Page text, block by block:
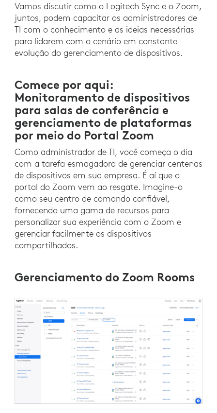
Vamos discutir como o Logitech Sync e o Zoom,
juntos, podem capacitar os administradores de
TI com o conhecimento e as ideias necessárias
para lidarem com o cenário em constante
evolução do gerenciamento de dispositivos.
Comece por aqui:
Monitoramento de dispositivos
para salas de conferência e
gerenciamento de plataformas
por meio do Portal Zoom
Como administrador de TI, você começa o dia
com a tarefa esmagadora de gerenciar centenas
de dispositivos em sua empresa. É aí que o
portal do Zoom vem ao resgate. Imagine-o
como seu centro de comando confiável,
fornecendo uma gama de recursos para
personalizar sua experiência com o Zoom e
gerenciar facilmente os dispositivos
compartilhados.
Gerenciamento do Zoom Rooms